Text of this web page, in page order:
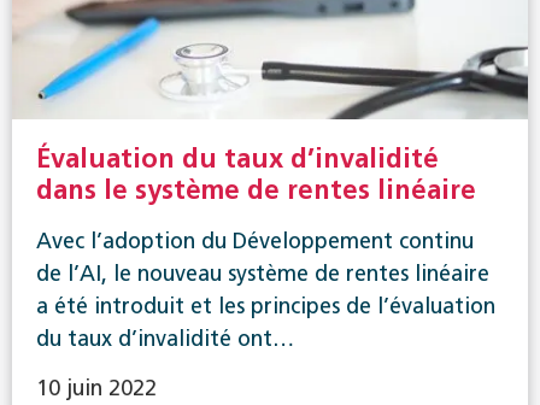
Évaluation du taux d’invalidité
dans le système de rentes linéaire
Avec l’adoption du Développement continu
de l’AI, le nouveau système de rentes linéaire
a été introduit et les principes de l’évaluation
du taux d’invalidité ont…
10 juin 2022